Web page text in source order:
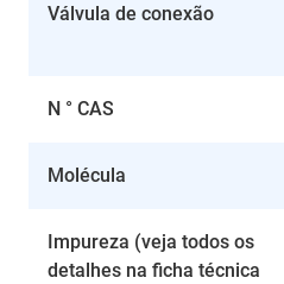
Válvula de conexão
N ° CAS
Molécula
Impureza (veja todos os
detalhes na ficha técnica